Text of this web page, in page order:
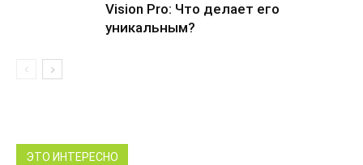
Vision Pro: Что делает его
уникальным?
ЭТО ИНТЕРЕСНО